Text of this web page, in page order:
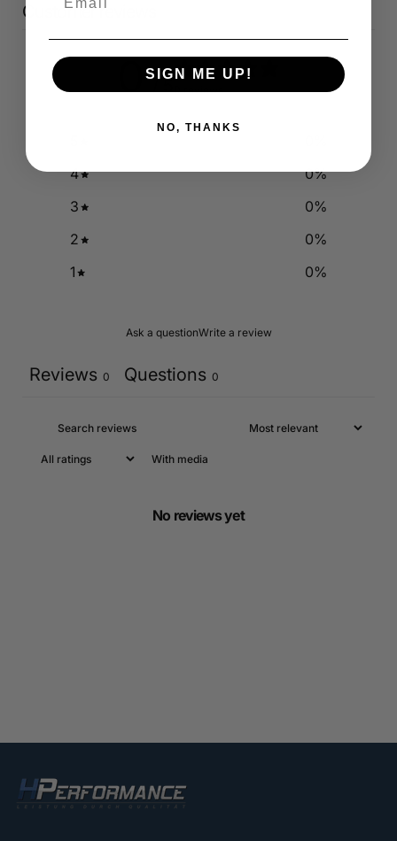
Customer reviews
/ 50 reviews
4
0%
3
0%
2
0%
1
0%
Ask a questionWrite a review
Reviews 0 Questions 0
With media
No reviews yet
SIGN ME UP!
NO, THANKS